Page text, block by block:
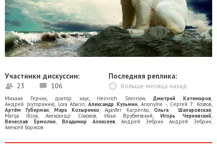
Участники дискуссии:
23 106
Последняя реплика:
больше месяца назад
Михаил Герчик, доктор хаус, Heinrich Smirnow,Дмитрий Катемиров,
Андрей (хуторянин), Lora Abarin,Александр Кузьмин, Anonyme -, Сергей Т. Козлов,
Артём Губерман, Марк Козыренко, Agasfer Karpenko, Ольга Шапаровская,
Marija Iltiņa,Александр Соколов, Илья Врублевский, Игорь Чернявский,
Вячеслав Ермолин, Владимир Алексеев,Андрей Зебрин Андрей Зебрин,
Алексей Борисов